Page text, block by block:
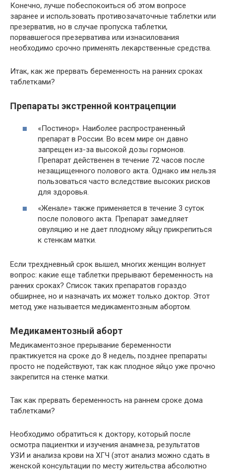
Конечно, лучше побеспокоиться об этом вопросе
заранее и использовать противозачаточные таблетки или
презерватив, но в случае пропуска таблетки,
порвавшегося презерватива или изнасилования
необходимо срочно применять лекарственные средства.
Итак, как же прервать беременность на ранних сроках
таблетками?
Препараты экстренной контрацепции
«Постинор». Наиболее распространенный
препарат в России. Во всем мире он давно
запрещен из-за высокой дозы гормонов.
Препарат действенен в течение 72 часов после
незащищенного полового акта. Однако им нельзя
пользоваться часто вследствие высоких рисков
для здоровья.
«Женале» также применяется в течение 3 суток
после полового акта. Препарат замедляет
овуляцию и не дает плодному яйцу прикрепиться
к стенкам матки.
Если трехдневный срок вышел, многих женщин волнует
вопрос: какие еще таблетки прерывают беременность на
ранних сроках? Список таких препаратов гораздо
обширнее, но и назначать их может только доктор. Этот
метод уже называется медикаментозным абортом.
Медикаментозный аборт
Медикаментозное прерывание беременности
практикуется на сроке до 8 недель, позднее препараты
просто не подействуют, так как плодное яйцо уже прочно
закрепится на стенке матки.
Так как прервать беременность на раннем сроке дома
таблетками?
Необходимо обратиться к доктору, который после
осмотра пациентки и изучения анамнеза, результатов
УЗИ и анализа крови на ХГЧ (этот анализ можно сдать в
женской консультации по месту жительства абсолютно